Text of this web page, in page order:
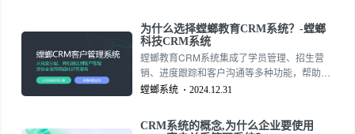
信息化工具。其核心目标是通过系统化收集、
分析和利用客户数据，提升客户满意度、增加
销售机会并优化企业运营效率。
为什么选择螳螂教育CRM系统？-螳螂
科技CRM系统
螳螂教育CRM系统集成了学员管理、招生营
销、进度跟踪和客户沟通等多种功能，帮助教
育机构从招生到学员服务的各个环节实现智能
螳螂系统 2024.12.31
CRM系统的概念,为什么企业要使用